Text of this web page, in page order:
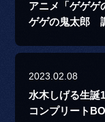
アニメ「ゲゲゲ
ゲゲの鬼太郎
2023.02.08
水木しげる生
コンプリート